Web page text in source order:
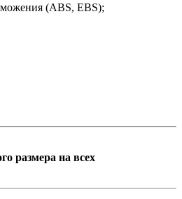
(ABS, EBS);
размера на всех